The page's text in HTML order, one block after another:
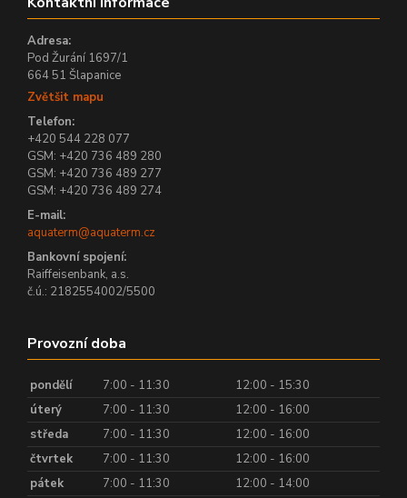
Adresa:
Pod Žurání 1697/1
664 51 Šlapanice
Zvětšit mapu
Telefon:
+420 544 228 077
GSM: +420 736 489 280
GSM: +420 736 489 277
GSM: +420 736 489 274
E-mail:
aquaterm@aquaterm.cz
Bankovní spojení:
Raiffeisenbank, a.s.
č.ú.: 2182554002/5500
Provozní doba
pondělí 7:00 - 11:30
12:00 - 15:30
úterý
7:00 - 11:30
12:00 - 16:00
středa
7:00 - 11:30
12:00 - 16:00
čtvrtek
7:00 - 11:30
12:00 - 16:00
pátek
7:00 - 11:30 12:00 - 14:00